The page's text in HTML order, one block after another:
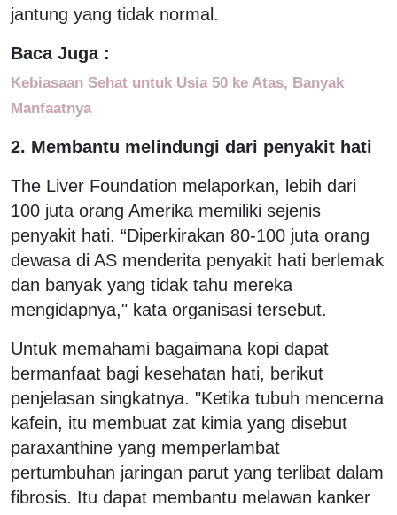
jantung yang tidak normal.
Baca Juga :
Kebiasaan Sehat untuk Usia 50 ke Atas, Banyak
Manfaatnya
2. Membantu melindungi dari penyakit hati
The Liver Foundation melaporkan, lebih dari
100 juta orang Amerika memiliki sejenis
penyakit hati. “Diperkirakan 80-100 juta orang
dewasa di AS menderita penyakit hati berlemak
dan banyak yang tidak tahu mereka
mengidapnya," kata organisasi tersebut.
Untuk memahami bagaimana kopi dapat
bermanfaat bagi kesehatan hati, berikut
penjelasan singkatnya. "Ketika tubuh mencerna
kafein, itu membuat zat kimia yang disebut
paraxanthine yang memperlambat
pertumbuhan jaringan parut yang terlibat dalam
fibrosis. Itu dapat membantu melawan kanker